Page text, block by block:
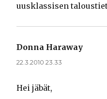
uusklassisen
Donna Haraway
22.3.2010 23.33
Hei jäbät,